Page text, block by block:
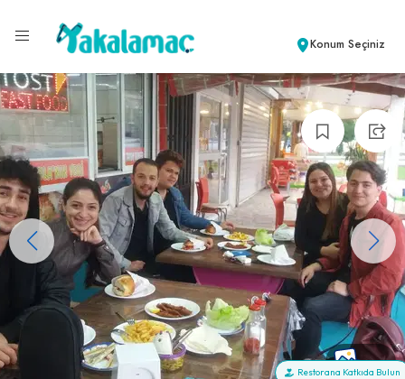
Konum Seçiniz
+15
Restorana Katkıda Bulun